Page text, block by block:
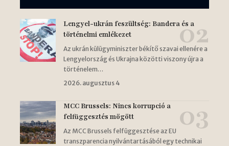
Lengyel-ukrán feszültség: Bandera és a
történelmi emlékezet
Az ukrán külügyminiszter békítő szavai ellenére a
Lengyelország és Ukrajna közötti viszony újra a
történelem…
2026. augusztus 4
MCC Brussels: Nincs korrupció a
felfüggesztés mögött
Az MCC Brussels felfüggesztése az EU
transzparencia nyilvántartásából egy technikai